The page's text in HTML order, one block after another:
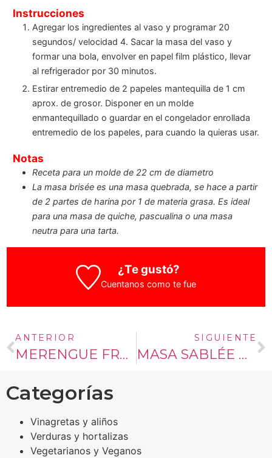
Instrucciones
Agregar los ingredientes al vaso y programar 20
segundos/ velocidad 4. Sacar la masa del vaso y
formar una bola, envolver en papel film plástico, llevar
al refrigerador por 30 minutos.
Estirar entremedio de 2 papeles mantequilla de 1 cm
aprox. de grosor. Disponer en un molde
enmantequillado o guardar en el congelador enrollada
entremedio de los papeles, para cuando la quieras usar.
Notas
Receta para un molde de 22 cm de diametro
La masa brisée es una masa quebrada, se hace a partir
de 2 partes de harina por 1 de materia grasa. Es ideal
para una masa de quiche, pascualina o una masa
neutra para una tarta.
¿Te gustó?
Cuentanos como te fue
ANTERIOR
MERENGUE FRANCÉS
SIGUIENTE
MASA SABLÉE O MASA PARA TARTA
Categorías
Vinagretas y aliños
Verduras y hortalizas
Vegetarianos y Veganos